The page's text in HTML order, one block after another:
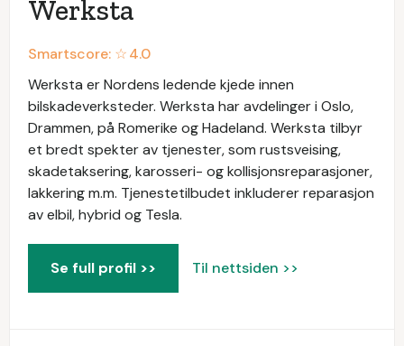
Werksta
Smartscore: ☆4.0
Werksta er Nordens ledende kjede innen
bilskadeverksteder. Werksta har avdelinger i Oslo,
Drammen, på Romerike og Hadeland. Werksta tilbyr
et bredt spekter av tjenester, som rustsveising,
skadetaksering, karosseri- og kollisjonsreparasjoner,
lakkering m.m. Tjenestetilbudet inkluderer reparasjon
av elbil, hybrid og Tesla.
Se full profil >> Til nettsiden >>